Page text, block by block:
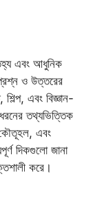
এবং আধুনিক
ও উত্তরের
শিল্প, এবং বিজ্ঞান-
তথ্যভিত্তিক
কৌতূহল, এবং
দিকগুলো জানা
করে।